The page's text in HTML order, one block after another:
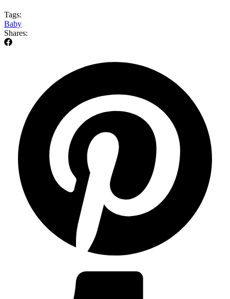
Tags:
Baby
Shares: